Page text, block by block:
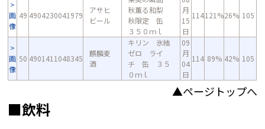
画
像
49 4904230041979
アサヒ
ビール
秋薫る和梨
秋限定 缶
３５０ｍｌ
月
15
日
114121%26% 105
画
像
50 4901411048345
麒麟麦
酒
キリン 氷結
ゼロ ライ
チ 缶 ３５
０ｍｌ
09
月
04
日
114 89% 42% 105
▲ページトップへ
■飲料